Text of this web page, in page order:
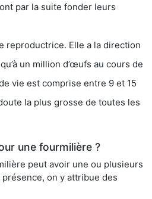
par la suite fonder leurs
reproductrice. Elle a la direction
un million d’œufs au cours de
vie est comprise entre 9 et 15
la plus grosse de toutes les
une fourmilière ?
peut avoir une ou plusieurs
on y attribue des